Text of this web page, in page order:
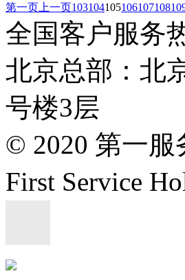
第一页 上一页103104105106107108
全国客户服务
北京总部：北
号楼3层
© 2020 第一
First Service